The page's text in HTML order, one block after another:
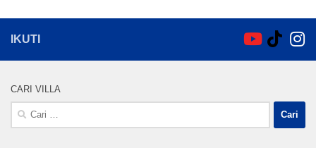
IKUTI
CARI VILLA
Cari